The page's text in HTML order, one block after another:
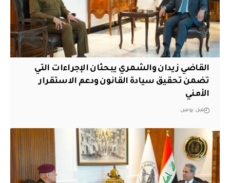
القاضي زيدان والشمري يبحثان الإجراءات التي
تضمن تحقيق سيادة القانون ودعم الاستقرار
الأمني
قبل يومين